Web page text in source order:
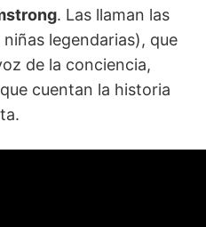
. Las llaman las
legendarias), que
de la conciencia,
cuentan la historia